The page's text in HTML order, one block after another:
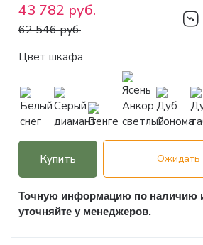
43 782 руб.
62 546 руб.
Цвет шкафа
Купить Ожидать
Точную информацию по наличию
уточняйте у менеджеров.